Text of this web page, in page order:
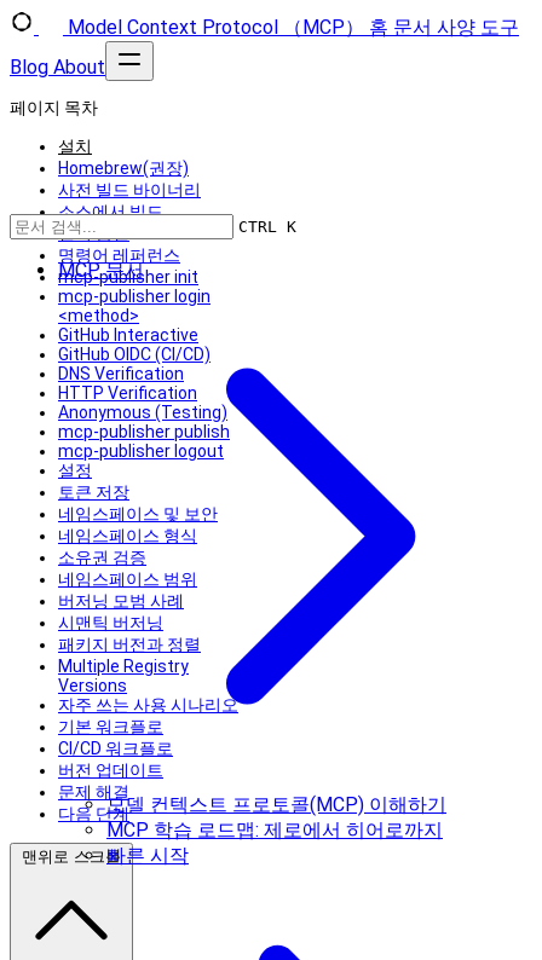
Model Context Protocol （MCP） 홈 문서 사양 도구
Blog About
CTRL K
MCP 문서
모델 컨텍스트 프로토콜(MCP) 이해하기
MCP 학습 로드맵: 제로에서 히어로까지
빠른 시작
페이지 목차
설치
Homebrew(권장)
사전 빌드 바이너리
소스에서 빌드
전역 옵션
명령어 레퍼런스
mcp-publisher init
mcp-publisher login
<method>
GitHub Interactive
GitHub OIDC (CI/CD)
DNS Verification
HTTP Verification
Anonymous (Testing)
mcp-publisher publish
mcp-publisher logout
설정
토큰 저장
네임스페이스 및 보안
네임스페이스 형식
소유권 검증
네임스페이스 범위
버저닝 모범 사례
시맨틱 버저닝
패키지 버전과 정렬
Multiple Registry
Versions
자주 쓰는 사용 시나리오
기본 워크플로
CI/CD 워크플로
버전 업데이트
문제 해결
다음 단계
맨위로 스크롤